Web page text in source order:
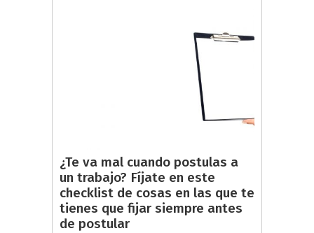
¿Te va mal cuando postulas a
un trabajo? Fíjate en este
checklist de cosas en las que te
tienes que fijar siempre antes
de postular